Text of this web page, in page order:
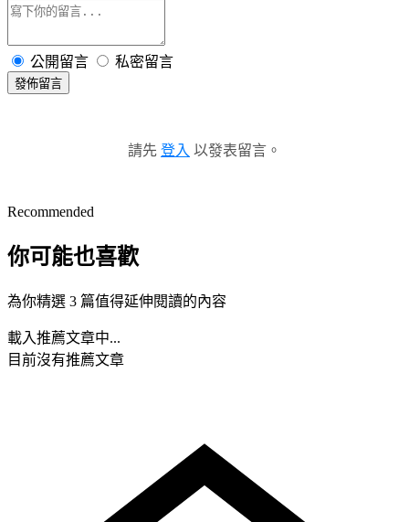
公開留言 私密留言
發佈留言
請先 登入 以發表留言。
Recommended
你可能也喜歡
為你精選 3 篇值得延伸閱讀的內容
載入推薦文章中...
目前沒有推薦文章